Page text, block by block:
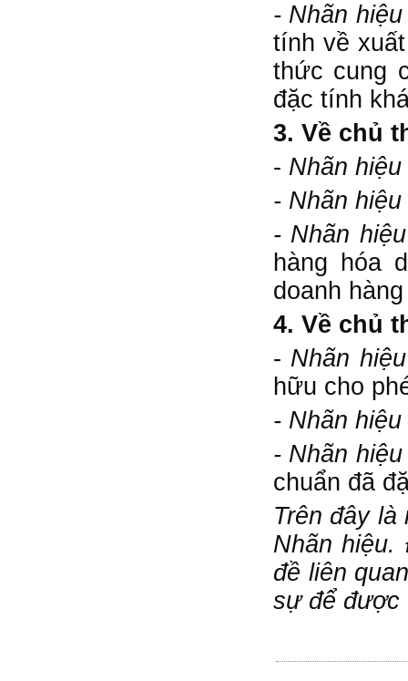
- Nhãn
tính về
thức cung
đặc tính
3. Về chủ
- Nhãn
- Nhãn
- Nhãn
hàng hóa
doanh
4. Về chủ
- Nhãn
hữu cho
- Nhãn
- Nhãn
chuẩn đã
Trên đây
Nhãn
đề liên
sự để được